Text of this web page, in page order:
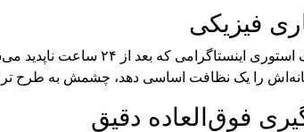
فیزیکی
برخلاف یک استوری
را یک نظافت اساسی دهد، چشمش به طرح
فوق‌العاده دقیق